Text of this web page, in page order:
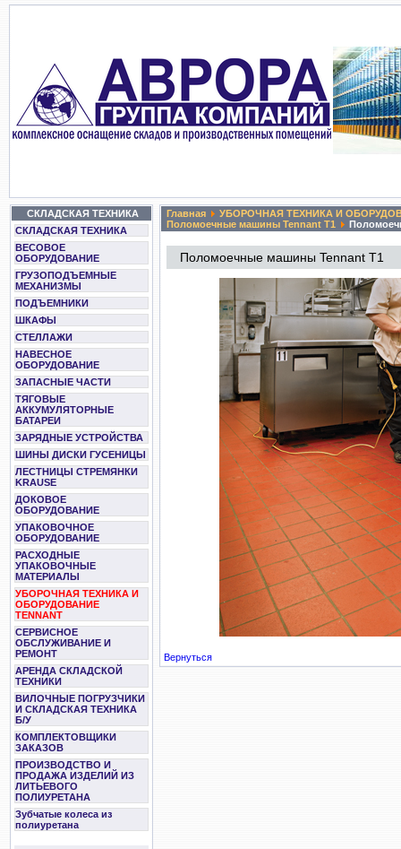
СКЛАДСКАЯ ТЕХНИКА
СКЛАДСКАЯ ТЕХНИКА
ВЕСОВОЕ
ОБОРУДОВАНИЕ
ГРУЗОПОДЪЕМНЫЕ
МЕХАНИЗМЫ
ПОДЪЕМНИКИ
ШКАФЫ
СТЕЛЛАЖИ
НАВЕСНОЕ
ОБОРУДОВАНИЕ
ЗАПАСНЫЕ ЧАСТИ
ТЯГОВЫЕ
АККУМУЛЯТОРНЫЕ
БАТАРЕИ
ЗАРЯДНЫЕ УСТРОЙСТВА
ШИНЫ ДИСКИ ГУСЕНИЦЫ
ЛЕСТНИЦЫ СТРЕМЯНКИ
KRAUSE
ДОКОВОЕ
ОБОРУДОВАНИЕ
УПАКОВОЧНОЕ
ОБОРУДОВАНИЕ
РАСХОДНЫЕ
УПАКОВОЧНЫЕ
МАТЕРИАЛЫ
УБОРОЧНАЯ ТЕХНИКА И
ОБОРУДОВАНИЕ
TENNANT
СЕРВИСНОЕ
ОБСЛУЖИВАНИЕ И
РЕМОНТ
АРЕНДА СКЛАДСКОЙ
ТЕХНИКИ
ВИЛОЧНЫЕ ПОГРУЗЧИКИ
И СКЛАДСКАЯ ТЕХНИКА
Б/У
КОМПЛЕКТОВЩИКИ
ЗАКАЗОВ
ПРОИЗВОДСТВО И
ПРОДАЖА ИЗДЕЛИЙ ИЗ
ЛИТЬЕВОГО
ПОЛИУРЕТАНА
Зубчатые колеса из
полиуретана
Главная
УБОРОЧНАЯ ТЕХНИКА И
Поломоечные машины Tennant T1
Поломоечные машины Tennant T1
Вернуться